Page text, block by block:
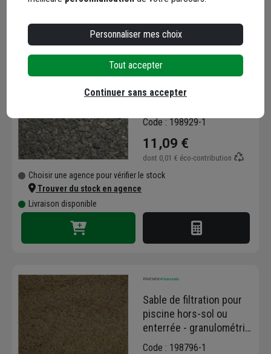
Gravier de filtration pour
piscine hors-sol ou
2,5/5 - Sac de 25 kg
Code : 198929-1
11,09 €
dont 0,01 € éco-contribution
Choisir une agence pour vérifier le stock
Trouver du stock en agence
Livraison disponible
Sable de filtration pour
piscine hors-sol ou
enterrée - granulométrie
0,6/1,6 - Sac de 25 kg
Code : 198796-1
Personnaliser mes choix
Tout accepter
Continuer sans accepter